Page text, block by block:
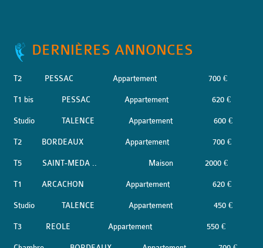
DERNIÈRES ANNONCES
T2 PESSAC Appartement 700 €
T1 bis PESSAC Appartement 620 €
Studio TALENCE Appartement 600 €
T2 BORDEAUX Appartement 700 €
T5 SAINT-MEDA .. Maison 2000 €
T1 ARCACHON Appartement 620 €
Studio TALENCE Appartement 450 €
T3 REOLE Appartement 550 €